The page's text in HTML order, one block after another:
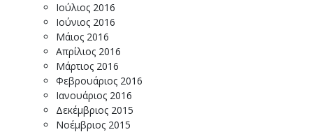
Ιούλιος 2016
Ιούνιος 2016
Μάιος 2016
Απρίλιος 2016
Μάρτιος 2016
Φεβρουάριος 2016
Ιανουάριος 2016
Δεκέμβριος 2015
Νοέμβριος 2015